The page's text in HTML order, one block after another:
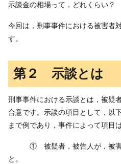
示談金の相場って，どれくらい？
今回は，刑事事件における被害者
す。
第２ 示談とは
刑事事件における示談とは，被疑
合意です。示談の項目として，以
まで例であり，事件によって項目
① 被疑者，被告人が，被害者
と。